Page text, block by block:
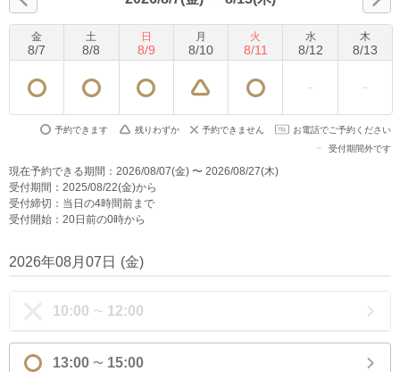
金
8/7
土
8/8
日
8/9
月
8/10
火
8/11
水
8/12
木
8/13
予約できます 残りわずか 予約できません
お電話でご予約ください
受付期間外です
現在予約できる期間：2026/08/07(金) 〜 2026/08/27(木)
受付期間：2025/08/22(金)から
受付締切：当日の4時間前まで
受付開始：20日前の0時から
2026年08月07日 (金)
10:00 〜 12:00
13:00 〜 15:00